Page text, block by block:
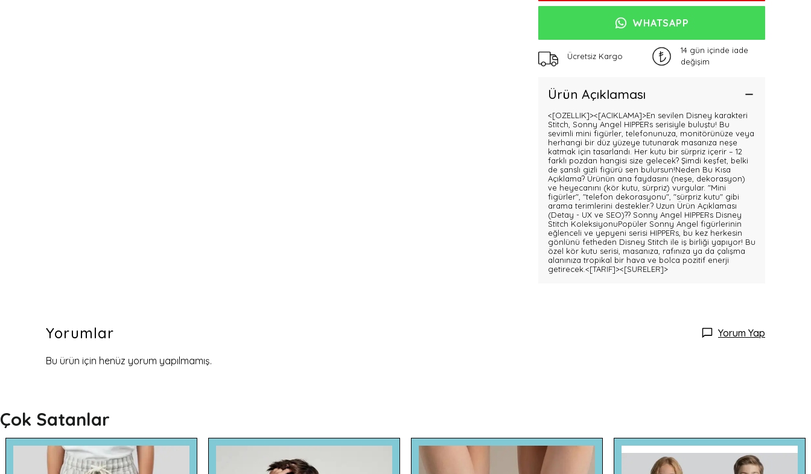
WHATSAPP
Ücretsiz Kargo
14 gün içinde iade
değişim
Ürün Açıklaması
<[OZELLIK]><[ACIKLAMA]>En sevilen Disney karakteri
Stitch, Sonny Angel HIPPERs serisiyle buluştu! Bu
sevimli mini figürler, telefonunuza, monitörünüze veya
herhangi bir düz yüzeye tutunarak masanıza neşe
katmak için tasarlandı. Her kutu bir sürpriz içerir – 12
farklı pozdan hangisi size gelecek? Şimdi keşfet, belki
de şanslı gizli figürü sen bulursun!Neden Bu Kısa
Açıklama? Ürünün ana faydasını (neşe, dekorasyon)
ve heyecanını (kör kutu, sürpriz) vurgular. "Mini
figürler", "telefon dekorasyonu", "sürpriz kutu" gibi
arama terimlerini destekler.? Uzun Ürün Açıklaması
(Detay - UX ve SEO)?? Sonny Angel HIPPERs Disney
Stitch KoleksiyonuPopüler Sonny Angel figürlerinin
eğlenceli ve yepyeni serisi HIPPERs, bu kez herkesin
gönlünü fetheden Disney Stitch ile iş birliği yapıyor! Bu
özel kör kutu serisi, masanıza, rafınıza ya da çalışma
alanınıza tropikal bir hava ve bolca pozitif enerji
getirecek.<[TARIF]><[SURELER]>
Yorumlar Yorum Yap
Bu ürün için henüz yorum yapılmamış.
Çok Satanlar